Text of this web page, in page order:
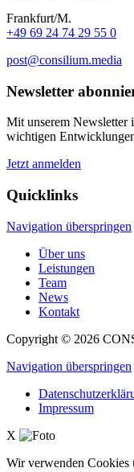
Frankfurt/M.
+49 69 24 74 29 55 0
post@consilium.media
Newsletter
Mit unserem
wichtigen
Jetzt anmelden
Quicklinks
Navigation überspringen
Über uns
Leistungen
Team
News
Kontakt
Copyright © 2026
Navigation überspringen
Impressum
X
Wir verwenden Cookies